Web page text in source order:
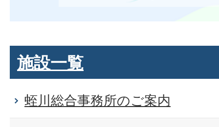
施設一覧
蛭川総合事務所のご案内